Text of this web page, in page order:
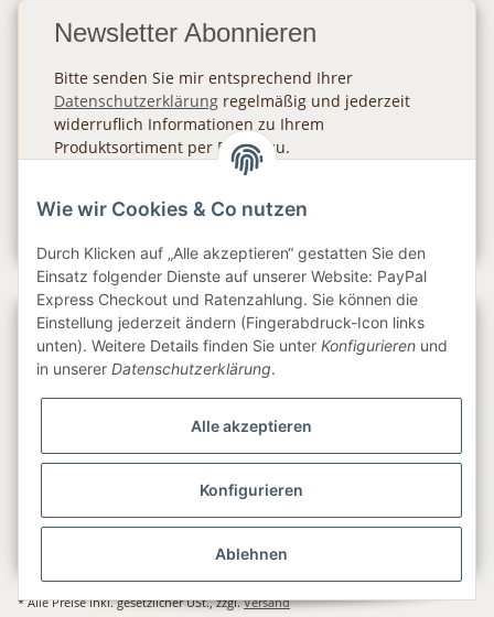
Newsletter Abonnieren
Bitte senden Sie mir entsprechend Ihrer
Datenschutzerklärung regelmäßig und jederzeit
widerruflich Informationen zu Ihrem
Produktsortiment per E-Mail zu.
Gesetzliche Informationen
* Alle Preise inkl. gesetzlicher USt., zzgl.Versand
Wie wir Cookies & Co nutzen
Durch Klicken auf „Alle akzeptieren“ gestatten Sie den
Einsatz folgender Dienste auf unserer Website: PayPal
Express Checkout und Ratenzahlung. Sie können die
Einstellung jederzeit ändern (Fingerabdruck-Icon links
unten). Weitere Details finden Sie unter Konfigurieren und
in unserer Datenschutzerklärung.
Alle akzeptieren
Konfigurieren
Ablehnen